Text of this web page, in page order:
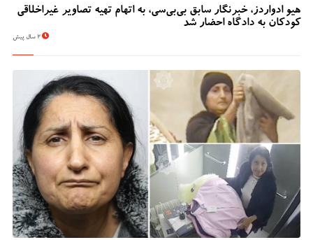
هیو ادواردز، خبرنگار سابق بی‌بی‌سی، به اتهام تهیه تصاویر غیراخلاقی
کودکان به دادگاه احضار شد
2 سال پیش